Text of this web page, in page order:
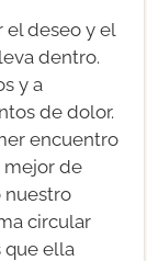
el deseo y el
dentro.
y a
de dolor.
encuentro
mejor de
nuestro
circular
que ella